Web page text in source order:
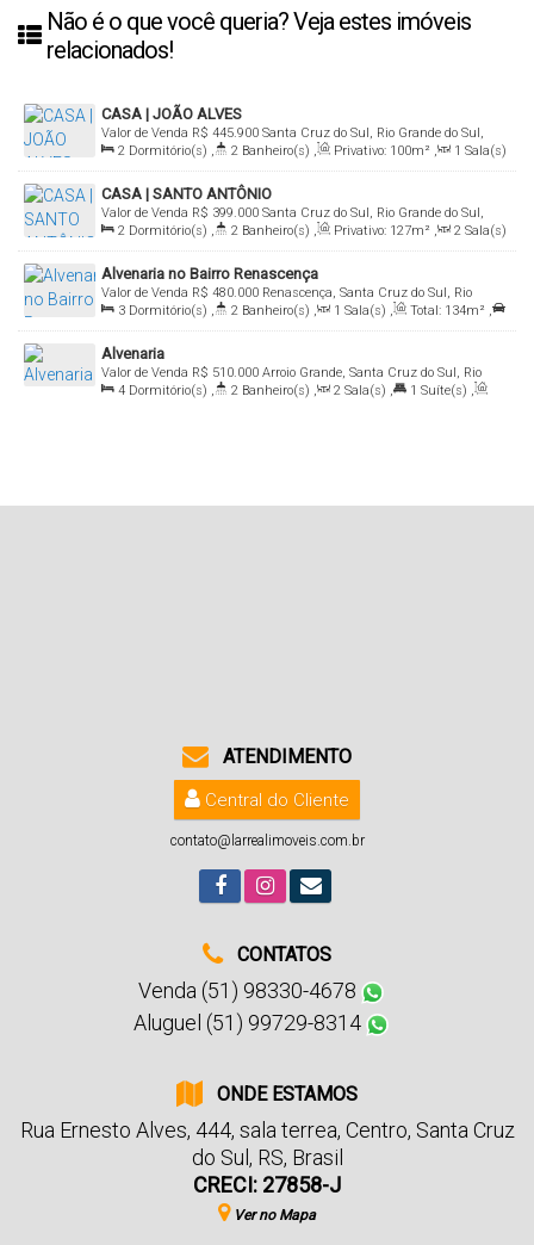
Não é o que você queria? Veja estes imóveis
relacionados!
CASA | JOÃO ALVES
R$ 445.900
Valor de Venda
Santa Cruz do Sul, Rio Grande do Sul,
Brasil
2 Dormitório(s) , 2 Banheiro(s) , Privativo: 100m² , 1 Sala(s)
,
2 Vaga(s)
CASA | SANTO ANTÔNIO
R$ 399.000
Valor de Venda
Santa Cruz do Sul, Rio Grande do Sul,
Brasil
2 Dormitório(s) , 2 Banheiro(s) , Privativo: 127m² , 2 Sala(s)
,
1 Suíte(s) , 2 Vaga(s) , Terreno: 363m² ,
Comprimento:
33m , Frente: 11m
Alvenaria no Bairro Renascença
R$ 480.000
Valor de Venda
Renascença, Santa Cruz do Sul, Rio
Grande do Sul, Brasil
3 Dormitório(s) , 2 Banheiro(s) , 1 Sala(s) , Total: 134m² ,
1 Vaga(s) , Útil: 134m² , Terreno: 555m² , Comprimento: 37m ,
Fundos:
Esquerdo: 15m
Alvenaria
R$ 510.000
Valor de Venda
Arroio Grande, Santa Cruz do Sul, Rio
Grande do Sul, Brasil
4 Dormitório(s) , 2 Banheiro(s) , 2 Sala(s) , 1 Suíte(s) ,
ATENDIMENTO
Central do Cliente
contato@larrealimoveis.com.br
CONTATOS
Venda (51) 98330-4678
Aluguel (51) 99729-8314
ONDE ESTAMOS
Rua Ernesto Alves, 444, sala terrea, Centro, Santa Cruz
do Sul , RS, Brasil
CRECI: 27858-J
Ver no Mapa